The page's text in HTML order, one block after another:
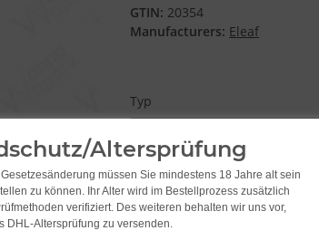
GTIN: 20354
Manufacturers: Eleaf
Typ
Please select a variation.
3,95
Altersprüfung
müssen Sie mindestens 18 Jahre alt sein
zu können. Ihr Alter wird im Bestellprozess zusätzlich
verifiziert. Des weiteren behalten wir uns vor,
DHL-Altersprüfung zu versenden.